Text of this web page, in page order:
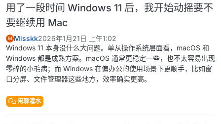
用了一段时间 Windows 11 后，我开始动摇要不
要继续用 Mac
M Misskk2026年1月21日 上午1:02
Windows 11 本身没什么大问题。单从操作系统层面看，macOS 和
Windows 都是成熟方案。macOS 通常更稳定一些，也不太容易出现
零碎的小毛病；而 Windows 在偏办公的使用场景下更顺手，比如窗
口分屏、文件管理器这些地方，效率确实更高。
闲聊灌水